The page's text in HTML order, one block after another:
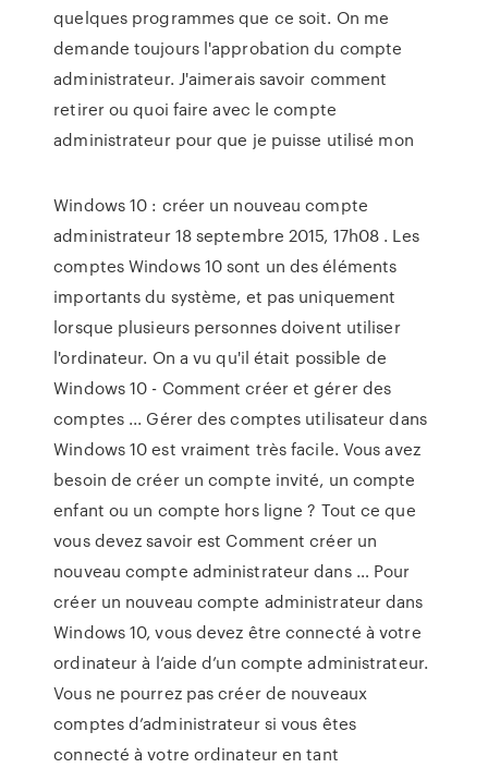
quelques programmes que ce soit. On me
demande toujours l'approbation du compte
administrateur. J'aimerais savoir comment
retirer ou quoi faire avec le compte
administrateur pour que je puisse utilisé mon
Windows 10 : créer un nouveau compte
administrateur 18 septembre 2015, 17h08 . Les
comptes Windows 10 sont un des éléments
importants du système, et pas uniquement
lorsque plusieurs personnes doivent utiliser
l'ordinateur. On a vu qu'il était possible de
Windows 10 - Comment créer et gérer des
comptes ... Gérer des comptes utilisateur dans
Windows 10 est vraiment très facile. Vous avez
besoin de créer un compte invité, un compte
enfant ou un compte hors ligne ? Tout ce que
vous devez savoir est Comment créer un
nouveau compte administrateur dans … Pour
créer un nouveau compte administrateur dans
Windows 10, vous devez être connecté à votre
ordinateur à l’aide d’un compte administrateur.
Vous ne pourrez pas créer de nouveaux
comptes d’administrateur si vous êtes
connecté à votre ordinateur en tant